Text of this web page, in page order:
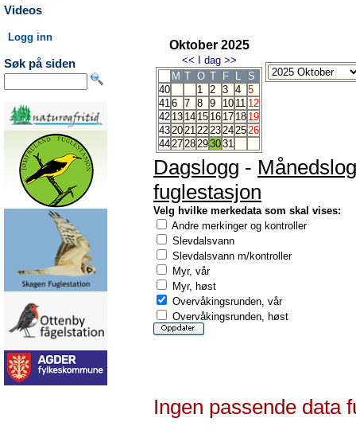
Videos
Logg inn
Søk på siden
Oktober 2025
<< I dag >>
M T O T F L
S
40
1 2 3 4 5
416 7 8 9 10 11 12
42 13 14 15 16 17 18 19
4320212223242526
442728293031
Dagslogg -
fuglestasjon
Velg hvilke merkedata som skal vises:
Andre merkinger og kontroller
Slevdalsvann
Slevdalsvann m/kontroller
Myr, vår
Myr, høst
Overvåkingsrunden, vår
Overvåkingsrunden, høst
Ingen passende data